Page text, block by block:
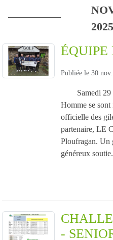
2025
ÉQUIPE
Publiée le 30
Samedi 29
Homme se
officielle des
partenaire, LE
Ploufragan. Un
généreux
-